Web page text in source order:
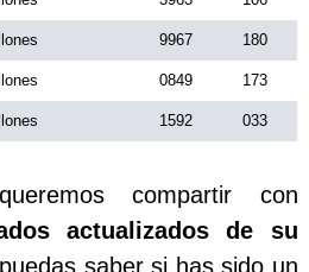
9967 180
0849 173
1592 033
compartir con
actualizados de su
saber si has sido un